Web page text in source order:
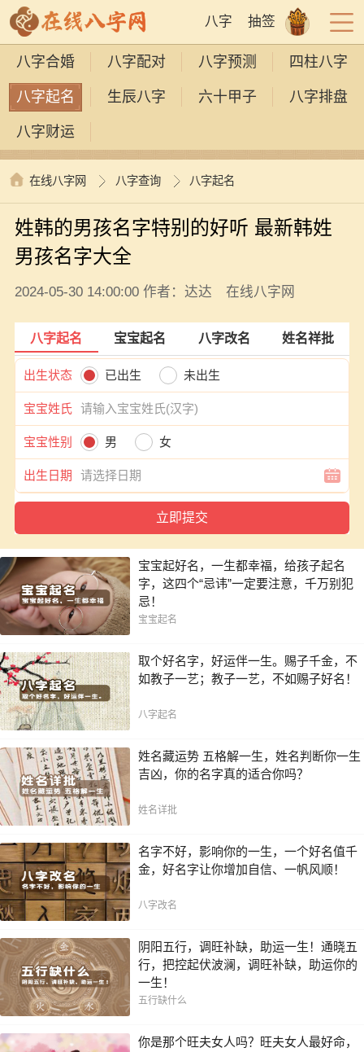
八字 抽签
八字合婚 八字配对 八字预测 四柱八字
八字起名 生辰八字 六十甲子 八字排盘
八字财运
在线八字网 八字查询 八字起名
姓韩的男孩名字特别的好听 最新韩姓
男孩名字大全
2024-05-30 14:00:00 作者：达达 在线八字网
八字起名 宝宝起名 八字改名 姓名祥批
出生状态 已出生 未出生
宝宝姓氏
宝宝性别 男 女
出生日期
宝宝起好名，一生都幸福，给孩子起名
字，这四个“忌讳”一定要注意，千万别犯
忌！
宝宝起名
取个好名字，好运伴一生。赐子千金，不
如教子一艺；教子一艺，不如赐子好名！
八字起名
姓名藏运势 五格解一生，姓名判断你一生
吉凶，你的名字真的适合你吗？
姓名详批
名字不好，影响你的一生，一个好名值千
金，好名字让你增加自信、一帆风顺！
八字改名
阴阳五行，调旺补缺，助运一生！通晓五
行，把控起伏波澜，调旺补缺，助运你的
一生！
五行缺什么
你是那个旺夫女人吗？旺夫女人最好命，